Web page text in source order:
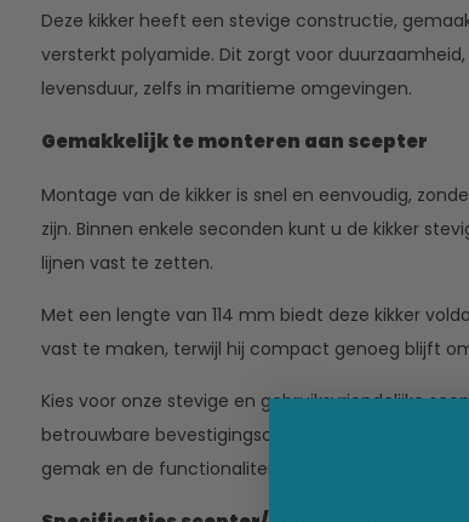
Deze kikker heeft een stevige constructie,
versterkt polyamide. Dit zorgt voor
levensduur, zelfs in maritieme omgevingen.
Gemakkelijk te monteren aan scepter
Montage van de kikker is snel en eenvoudig,
zijn. Binnen enkele seconden kunt u de kikker
lijnen vast te zetten.
Met een lengte van 114 mm biedt deze kikker
vast te maken, terwijl hij compact genoeg blijft
Kies voor onze stevige en gebruiksvriendelijke
betrouwbare bevestigingsoplossing voor uw boot.
gemak en de functionaliteit die deze kikker te